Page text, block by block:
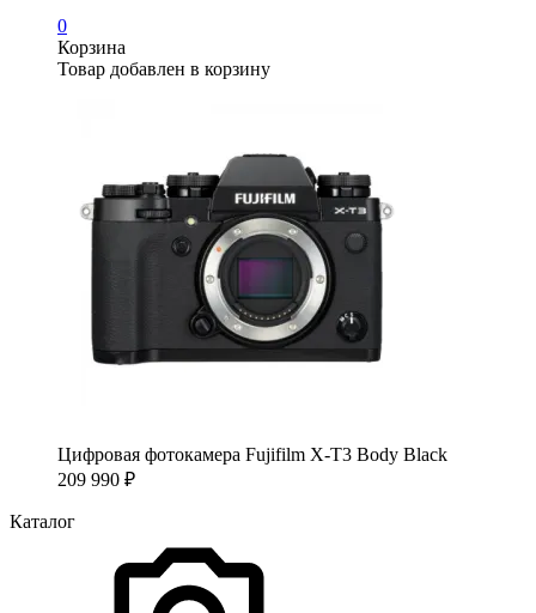
0
Корзина
Товар добавлен в корзину
Цифровая фотокамера Fujifilm X-T3 Body Black
209 990 ₽
Каталог